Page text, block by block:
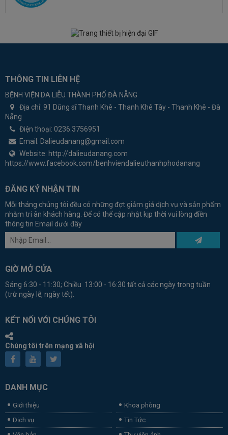
THÔNG TIN LIÊN HỆ
BỆNH VIỆN DA LIỄU THÀNH PHỐ ĐÀ NẴNG
Địa chỉ: 91 Dũng sĩ Thanh Khê - Thanh Khê Tây - Thanh Khê - Đà
Nẵng
Điện thoại: 0236.3756951
Email: Dalieudanang@gmail.com
Website: http://dalieudanang.com
https://www.facebook.com/benhviendalieuthanhphodanang
ĐĂNG KÝ NHẬN TIN
Mỗi tháng chúng tôi đều có những đợt giảm giá dịch vụ và sản phẩm
nhằm tri ân khách hàng. Để có thể cập nhật kịp thời vui lòng điền
thông tin Email dưới đây
GIỜ MỞ CỬA
Sáng 6:30 - 11:30; Chiều 13:00 - 16:30 tất cả các ngày trong tuần
(trừ ngày lễ, ngày tết).
KẾT NỐI VỚI CHÚNG TÔI
Chúng tôi trên mạng xã hội
DANH MỤC
Giới thiệu
Khoa phòng
Dịch vụ
Tin Tức